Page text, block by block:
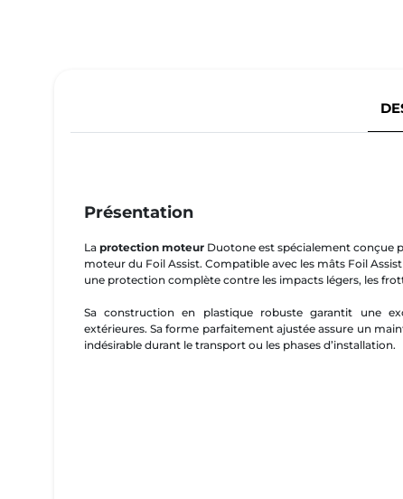
Présentation
La protection moteurDuotone est spécialement conçue
moteur du Foil Assist. Compatible avec les mâts Foil
une protection complète contre les impacts légers, les
Sa construction en plastique robuste garantit une
extérieures. Sa forme parfaitement ajustée assure un
indésirable durant le transport ou les phases d’installation.